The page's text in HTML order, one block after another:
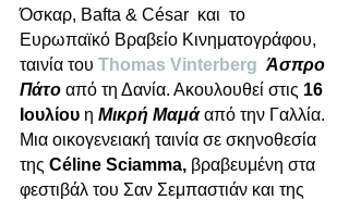
Όσκαρ, Bafta & César  και  το
Ευρωπαϊκό Βραβείο Κινηματογράφου,
ταινία του Thomas Vinterberg Άσπρο
Πάτο από τη Δανία. Ακουλουθεί στις 16
Ιουλίου η Μικρή Μαμά από την Γαλλία.
Μια οικογενειακή ταινία σε σκηνοθεσία
της Céline Sciamma, βραβευμένη στα
φεστιβάλ του Σαν Σεμπαστιάν και της